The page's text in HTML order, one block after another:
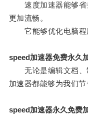
速度加速器能够省
更加流畅。
它能够优化电脑程
speed加速器免费永久
无论是编辑文档、
加速器都能够为我们
speed加速器永久免费